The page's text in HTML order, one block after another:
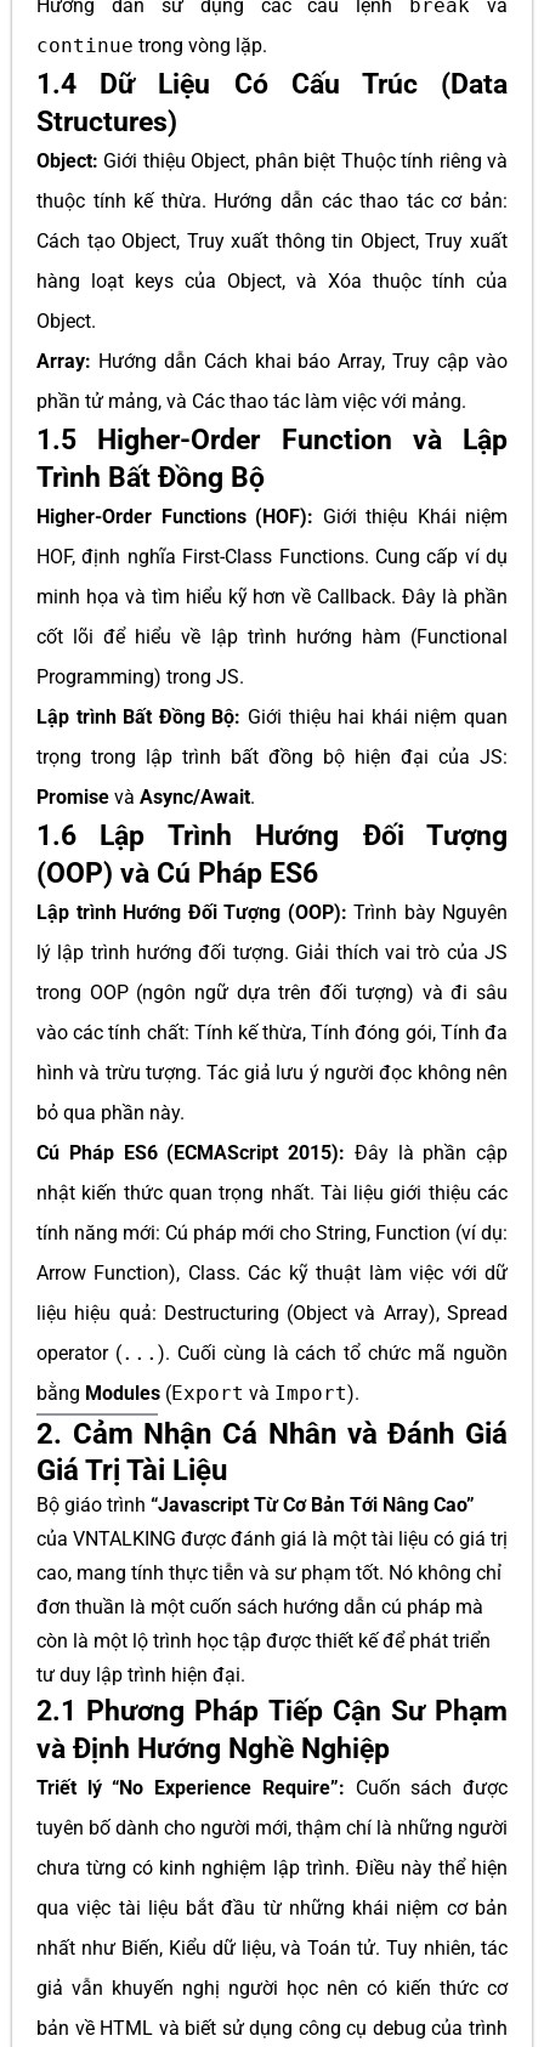
Hướng dẫn sử dụng các câu lệnh
break và
continue trong vòng lặp.
1.4 Dữ Liệu Có Cấu Trúc (Data
Structures)
Object: Giới thiệu Object, phân biệt Thuộc tính riêng và
thuộc tính kế thừa. Hướng dẫn các thao tác cơ bản:
Cách tạo Object, Truy xuất thông tin Object, Truy xuất
hàng loạt keys của Object, và Xóa thuộc tính của
Object.
Array: Hướng dẫn Cách khai báo Array, Truy cập vào
phần tử mảng, và Các thao tác làm việc với mảng.
1.5 Higher-Order Function và Lập
Trình Bất Đồng Bộ
Higher-Order Functions (HOF): Giới thiệu Khái niệm
HOF, định nghĩa First-Class Functions. Cung cấp ví dụ
minh họa và tìm hiểu kỹ hơn về Callback. Đây là phần
cốt lõi để hiểu về lập trình hướng hàm (Functional
Programming) trong JS.
Lập trình Bất Đồng Bộ: Giới thiệu hai khái niệm quan
trọng trong lập trình bất đồng bộ hiện đại của JS:
Promise và Async/Await.
1.6 Lập Trình Hướng Đối Tượng
(OOP) và Cú Pháp ES6
Lập trình Hướng Đối Tượng (OOP): Trình bày Nguyên
lý lập trình hướng đối tượng. Giải thích vai trò của JS
trong OOP (ngôn ngữ dựa trên đối tượng) và đi sâu
vào các tính chất: Tính kế thừa, Tính đóng gói, Tính đa
hình và trừu tượng. Tác giả lưu ý người đọc không nên
bỏ qua phần này.
Cú Pháp ES6 (ECMAScript 2015): Đây là phần cập
nhật kiến thức quan trọng nhất. Tài liệu giới thiệu các
tính năng mới: Cú pháp mới cho String, Function (ví dụ:
Arrow Function), Class. Các kỹ thuật làm việc với dữ
liệu hiệu quả: Destructuring (Object và Array), Spread
operator (... ). Cuối cùng là cách tổ chức mã nguồn
bằng Modules (Export và Import).
2. Cảm Nhận Cá Nhân và Đánh Giá
Giá Trị Tài Liệu
Bộ giáo trình “Javascript Từ Cơ Bản Tới Nâng Cao”
của VNTALKING được đánh giá là một tài liệu có giá trị
cao, mang tính thực tiễn và sư phạm tốt. Nó không chỉ
đơn thuần là một cuốn sách hướng dẫn cú pháp mà
còn là một lộ trình học tập được thiết kế để phát triển
tư duy lập trình hiện đại.
2.1 Phương Pháp Tiếp Cận Sư Phạm
và Định Hướng Nghề Nghiệp
Triết lý “No Experience Require”: Cuốn sách được
tuyên bố dành cho người mới, thậm chí là những người
chưa từng có kinh nghiệm lập trình. Điều này thể hiện
qua việc tài liệu bắt đầu từ những khái niệm cơ bản
nhất như Biến, Kiểu dữ liệu, và Toán tử. Tuy nhiên, tác
giả vẫn khuyến nghị người học nên có kiến thức cơ
bản về HTML và biết sử dụng công cụ debug của trình